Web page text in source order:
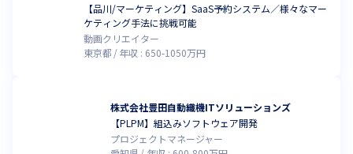
【品川/マーケティング】SaaS予約システム／様々なマー
ケティング手法に挑戦可能
動画クリエイター
東京都
年収 : 650-1050万円
株式会社豊田自動織機ITソリューションズ
【PLPM】組込みソフトウェア開発
プロジェクトマネージャー